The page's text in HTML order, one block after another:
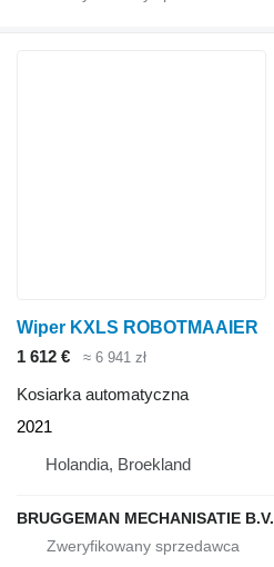
Wiper KXLS ROBOTMAAIER
1 612 €
≈ 6 941 zł
Kosiarka automatyczna
2021
Holandia, Broekland
BRUGGEMAN MECHANISATIE B.V.